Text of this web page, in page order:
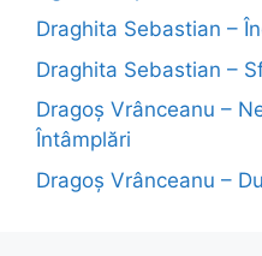
Draghita Sebastian –
Draghita Sebastian –
Dragoş Vrânceanu –
Întâmplări
Dragoş Vrânceanu –